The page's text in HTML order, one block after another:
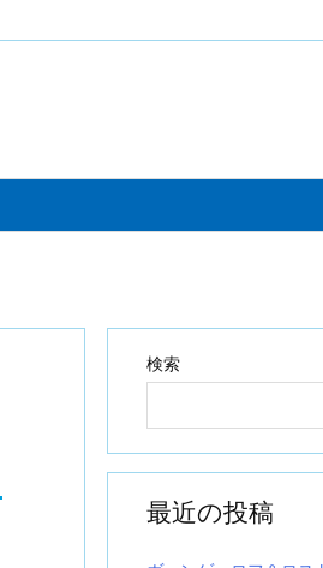
検索
最近の投稿